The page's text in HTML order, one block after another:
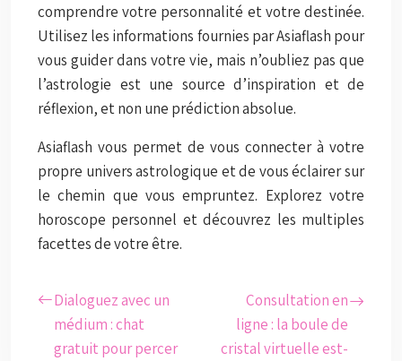
comprendre votre personnalité et votre destinée.
Utilisez les informations fournies par Asiaflash pour
vous guider dans votre vie, mais n’oubliez pas que
l’astrologie est une source d’inspiration et de
réflexion, et non une prédiction absolue.
Asiaflash vous permet de vous connecter à votre
propre univers astrologique et de vous éclairer sur
le chemin que vous empruntez. Explorez votre
horoscope personnel et découvrez les multiples
facettes de votre être.
Dialoguez avec un
médium : chat
gratuit pour percer
Consultation en
ligne : la boule de
cristal virtuelle est-